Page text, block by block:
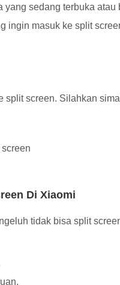
sedang terbuka atau
ingin masuk ke split
split screen. Silahkan
Di Xiaomi
tidak bisa split